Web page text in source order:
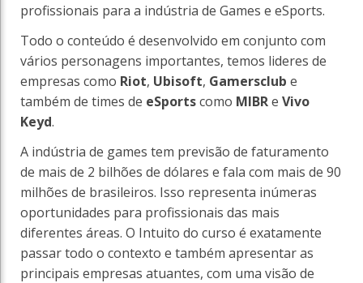
profissionais para a indústria de Games e eSports.
Todo o conteúdo é desenvolvido em conjunto com
vários personagens importantes, temos lideres de
empresas como Riot, Ubisoft, Gamersclub e
também de times de eSportscomo MIBRe Vivo
Keyd.
A indústria de games tem previsão de faturamento
de mais de 2 bilhões de dólares e fala com mais de 90
milhões de brasileiros. Isso representa inúmeras
oportunidades para profissionais das mais
diferentes áreas. O Intuito do curso é exatamente
passar todo o contexto e também apresentar as
principais empresas atuantes, com uma visão de